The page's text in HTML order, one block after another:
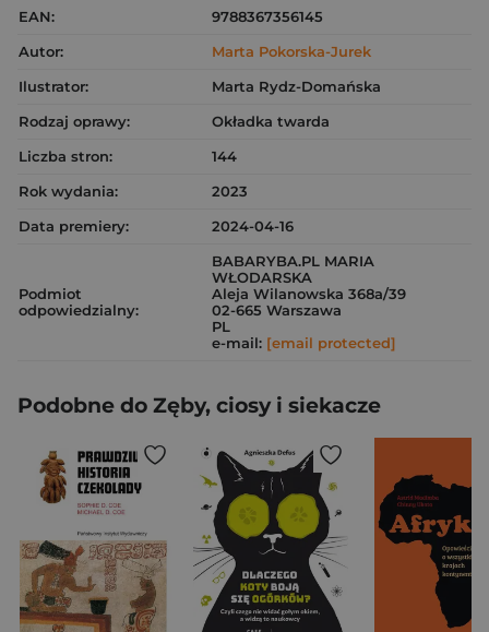
EAN:
9788367356145
Autor:
Marta Pokorska-Jurek
Ilustrator:
Marta Rydz-Domańska
Rodzaj oprawy:
Okładka twarda
Liczba stron:
144
Rok wydania:
2023
Data premiery:
2024-04-16
Podmiot
odpowiedzialny:
BABARYBA.PL MARIA
WŁODARSKA
Aleja Wilanowska 368a/39
02-665 Warszawa
PL
e-mail: [email protected]
Podobne do Zęby, ciosy i siekacze